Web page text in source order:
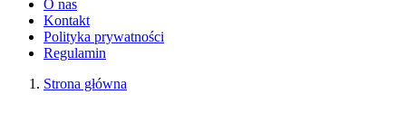
O nas
Kontakt
Polityka prywatności
Regulamin
Strona główna